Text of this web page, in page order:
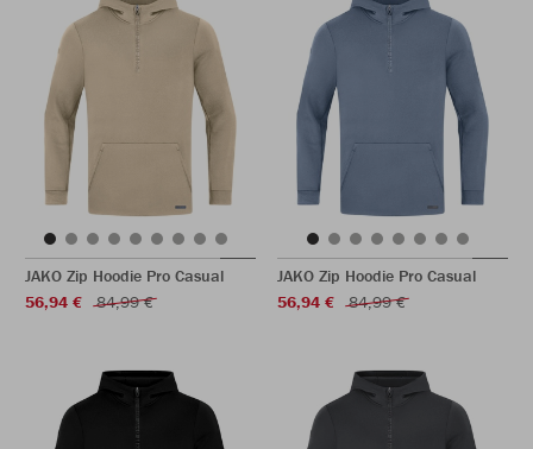
JAKO Zip Hoodie Pro Casual
56,94 €
84,99 €
JAKO Zip Hoodie Pro Casual
56,94 €
84,99 €